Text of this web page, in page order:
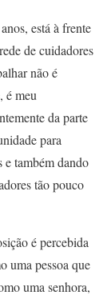
está à frente
de cuidadores
não é
é meu
da parte
para
e também dando
tão pouco
é percebida
uma pessoa que
uma senhora,